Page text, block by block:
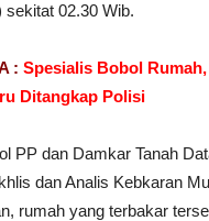
sekitat 02.30 Wib.
: Spesialis Bobol
Ditangkap Polisi
PP dan Damkar Tanah
dan Analis Kebkaran
rumah yang terbakar